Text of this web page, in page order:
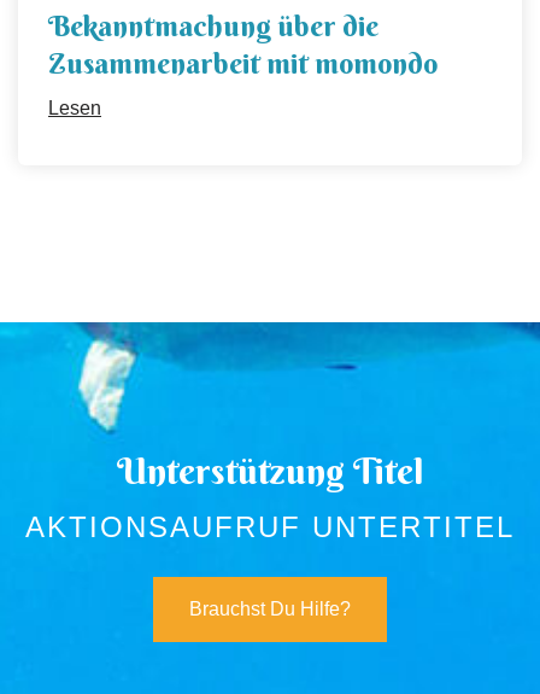
Bekanntmachung über die
Zusammenarbeit mit momondo
Lesen
Unterstützung Titel
AKTIONSAUFRUF UNTERTITEL
Brauchst Du Hilfe?